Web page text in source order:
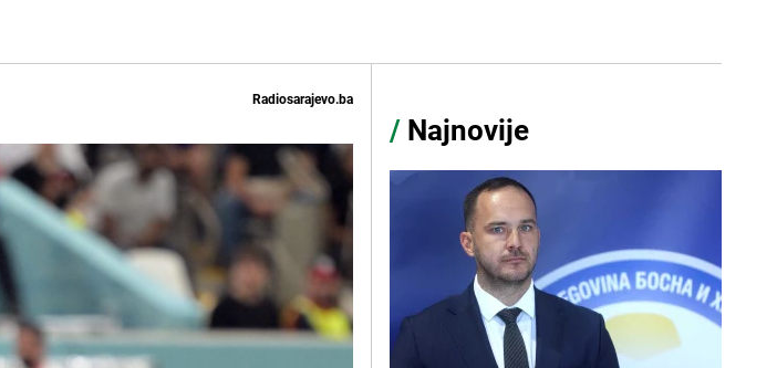
Radiosarajevo.ba
/ Najnovije